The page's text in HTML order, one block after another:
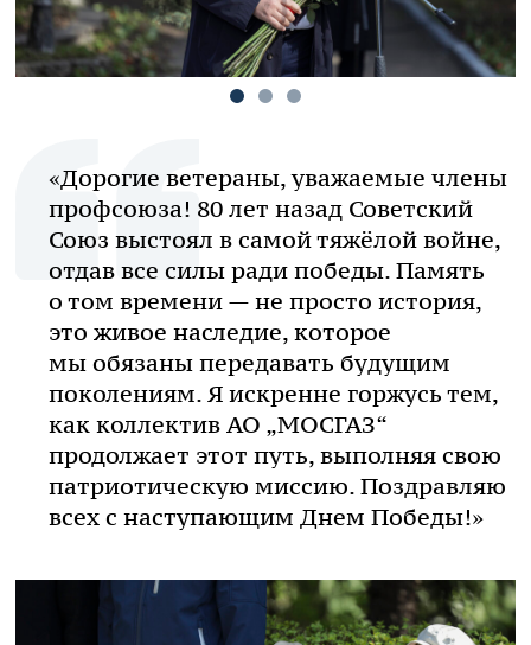
«Дорогие ветераны, уважаемые члены
профсоюза! 80 лет назад Советский
Союз выстоял в самой тяжёлой войне,
отдав все силы ради победы. Память
о том времени — не просто история,
это живое наследие, которое
мы обязаны передавать будущим
поколениям. Я искренне горжусь тем,
как коллектив АО „МОСГАЗ“
продолжает этот путь, выполняя свою
патриотическую миссию. Поздравляю
всех с наступающим Днем Победы!»